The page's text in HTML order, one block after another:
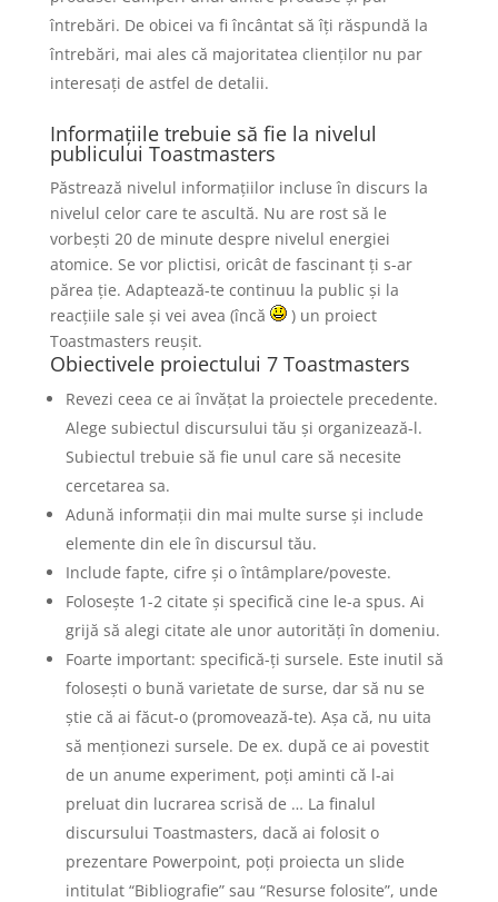
întrebări. De obicei va fi încântat să îți răspundă la
întrebări, mai ales că majoritatea clienților nu par
interesați de astfel de detalii.
Informațiile trebuie să fie la nivelul
publicului Toastmasters
Păstrează nivelul informațiilor incluse în discurs la
nivelul celor care te ascultă. Nu are rost să le
vorbești 20 de minute despre nivelul energiei
atomice. Se vor plictisi, oricât de fascinant ți s-ar
părea ție. Adaptează-te continuu la public și la
reacțiile sale și vei avea (încă
) un proiect
Toastmasters reușit.
Obiectivele proiectului 7 Toastmasters
Revezi ceea ce ai învățat la proiectele precedente.
Alege subiectul discursului tău și organizează-l.
Subiectul trebuie să fie unul care să necesite
cercetarea sa.
Adună informații din mai multe surse și include
elemente din ele în discursul tău.
Include fapte, cifre și o întâmplare/poveste.
Folosește 1-2 citate și specifică cine le-a spus. Ai
grijă să alegi citate ale unor autorități în domeniu.
Foarte important: specifică-ți sursele. Este inutil să
folosești o bună varietate de surse, dar să nu se
știe că ai făcut-o (promovează-te). Așa că, nu uita
să menționezi sursele. De ex. după ce ai povestit
de un anume experiment, poți aminti că l-ai
preluat din lucrarea scrisă de … La finalul
discursului Toastmasters, dacă ai folosit o
prezentare Powerpoint, poți proiecta un slide
intitulat “Bibliografie” sau “Resurse folosite”, unde